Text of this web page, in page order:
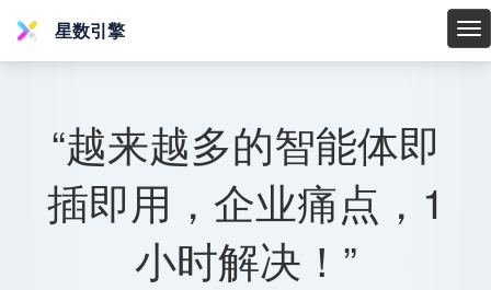
星
星数引擎
“越来越多的智能体即
插即用，企业痛点，1
小时解决！”